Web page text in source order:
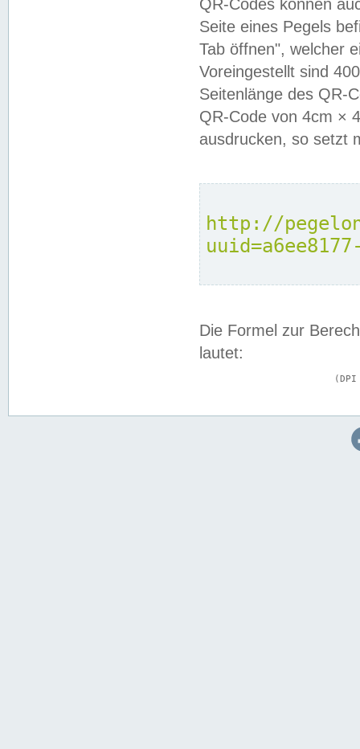
QR-Codes können
Seite eines Pegels
Tab öffnen", welcher
Voreingestellt sind
Seitenlänge des QR-
QR-Code von 4cm ×
ausdrucken, so setzt
http://
Die Formel zur
lautet: